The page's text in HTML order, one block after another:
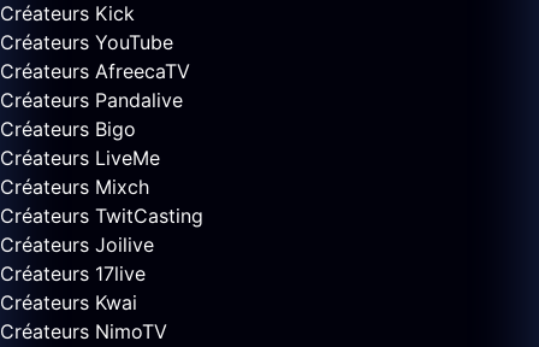
Créateurs Kick
Créateurs YouTube
Créateurs AfreecaTV
Créateurs Pandalive
Créateurs Bigo
Créateurs LiveMe
Créateurs Mixch
Créateurs TwitCasting
Créateurs Joilive
Créateurs 17live
Créateurs Kwai
Créateurs NimoTV